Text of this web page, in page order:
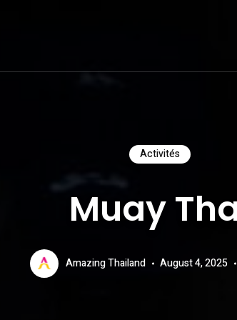
Activités
Muay
Amazing Thailand August 4, 2025